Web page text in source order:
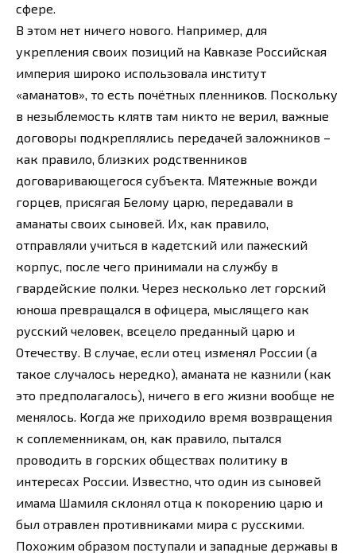
сфере.
В этом нет ничего нового. Например, для
укрепления своих позиций на Кавказе Российская
империя широко использовала институт
«аманатов», то есть почётных пленников. Поскольку
в незыблемость клятв там никто не верил, важные
договоры подкреплялись передачей заложников –
как правило, близких родственников
договаривающегося субъекта. Мятежные вожди
горцев, присягая Белому царю, передавали в
аманаты своих сыновей. Их, как правило,
отправляли учиться в кадетский или пажеский
корпус, после чего принимали на службу в
гвардейские полки. Через несколько лет горский
юноша превращался в офицера, мыслящего как
русский человек, всецело преданный царю и
Отечеству. В случае, если отец изменял России (а
такое случалось нередко), аманата не казнили (как
это предполагалось), ничего в его жизни вообще не
менялось. Когда же приходило время возвращения
к соплеменникам, он, как правило, пытался
проводить в горских обществах политику в
интересах России. Известно, что один из сыновей
имама Шамиля склонял отца к покорению царю и
был отравлен противниками мира с русскими.
Похожим образом поступали и западные державы в